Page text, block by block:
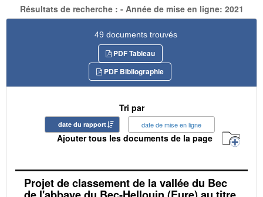
Résultats de recherche : - Année de mise en ligne: 2021
49 documents trouvés
PDF Tableau
PDF Bibliographie
Tri par
date du rapport date de mise en ligne
Ajouter tous les documents de la page
Projet de classement de la vallée du Bec